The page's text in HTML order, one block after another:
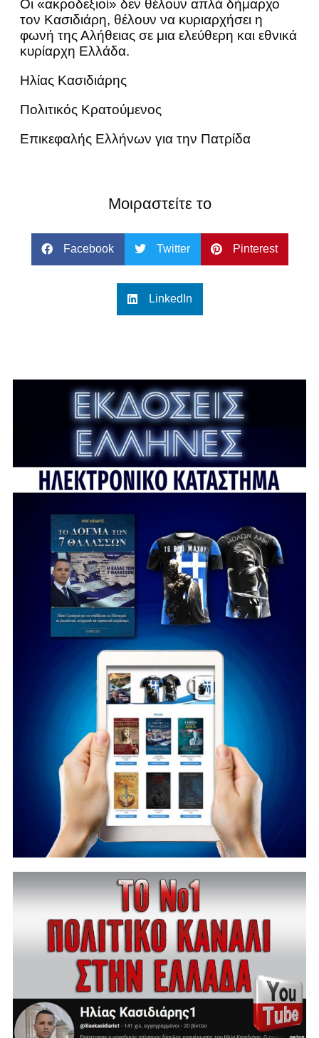
Οι «ακροδεξιοί» δεν θέλουν απλά δήμαρχο
τον Κασιδιάρη, θέλουν να κυριαρχήσει η
φωνή της Αλήθειας σε μια ελεύθερη και εθνικά
κυρίαρχη Ελλάδα.
Ηλίας Κασιδιάρης
Πολιτικός Κρατούμενος
Επικεφαλής Ελλήνων για την Πατρίδα
Μοιραστείτε το
Facebook Twitter Pinterest
LinkedIn